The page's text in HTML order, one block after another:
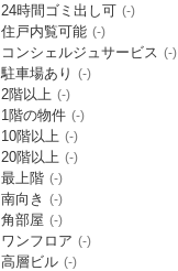
24時間ゴミ出し可 (-)
住戸内覧可能 (-)
コンシェルジュサービス (-)
駐車場あり (-)
2階以上 (-)
1階の物件 (-)
10階以上 (-)
20階以上 (-)
最上階 (-)
南向き (-)
角部屋 (-)
ワンフロア (-)
高層ビル (-)